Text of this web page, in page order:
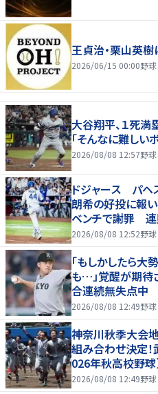
王貞治・栗山英
2026/06/15 00:00野球
大谷翔平、１死
「そんなに難し
2026/08/08 12:57野球
ドジャース パヘ
朗希の好投に報
ベンチで謝罪 連
2026/08/08 12:52野球
「もしかしたら
も…」覚醒が期待
合連続無失点中
持っている」
2026/08/08 12:49野球
神奈川秋季大会
組み合わせ決定！
026年秋高校野球
2026/08/08 12:49野球